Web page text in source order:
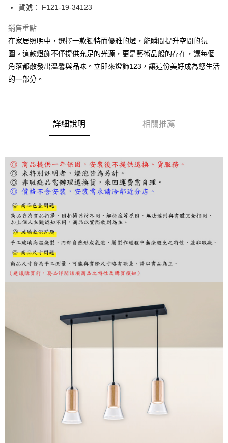
街口支付
悠遊付
Google Pay
全盈+PAY
AFTEE先享後付
【「AFTEE先享後付」結帳流程】
１．於結帳方式選擇「AFTEE先享後付」後，將跳轉至「AFTEE先享後付」
結帳頁面，進行簡訊認證並確認金額後，即可完成結帳。
２．訂單成立數日內，您將收到繳費通知簡訊。
３．收到繳費通知簡訊後14天內，點擊此簡訊中的連結，可透過四大超商／
ATM／網路銀行／等多元方式進行付款，方視為交易完成。
※ 請注意：結帳手續完成當下不需立刻繳費，但若您需要取消訂單，請聯絡
購買商品的店家。未經商家同意取消之訂單仍視為有效，需透過AFTEE先享
後付繳納相關費用。
※ 交易是否成功請以「AFTEE先享後付 」之結帳頁面顯示為準，若有關於
是否繳費成功／繳費後需取消欲退款等相關疑問，請聯繫「AFTEE先享後付
客戶支援中心」
https://netprotections.freshdesk.com/support/home
易，需依本服務之必要範圍內提供個人資料，並將交易相關給付款項請求債
權轉讓予恩沛科技股份有限公司。
２．關於個人資料處理事宜，請瀏覽以下網址：
https://aftee.tw/terms/#terms3
３．未成年的使用者請事先徵得法定代理人或監護人之同意方可使用
「AFTEE先享後付」，若未經同意申辦者引起之損失，本公司不負相關責
時審查核予不同之上限額度；若仍有額度不足之情形，本公司將視審查結果
請求用戶進行身份認證。
５．嚴禁一人註冊多個帳號或使用他人資訊註冊。若發現惡意使用之情形，
恩沛科技股份有限公司將有權停止該用戶之使用額度並採取法律行動。
每筆NT$180，滿NT$5,000(含以上)免運費
貨號： F121-19-34123
銷售重點
在家居照明中，選擇一款獨特而優雅的燈，能瞬間提升空間的氛
圍。這款燈飾不僅提供充足的光源，更是藝術品般的存在，讓每個
角落都散發出溫馨與品味。立即來燈飾123，讓這份美好成為您生活
的一部分。
詳細說明 相關推薦